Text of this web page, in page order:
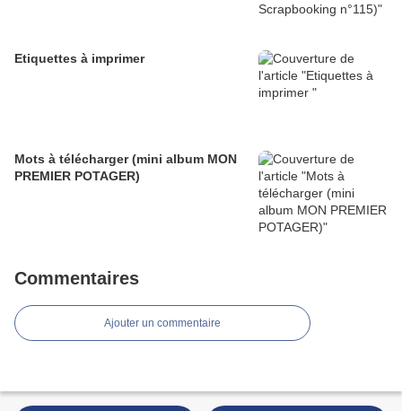
Etiquettes à imprimer
Mots à télécharger (mini album MON
PREMIER POTAGER)
Commentaires
Ajouter un commentaire